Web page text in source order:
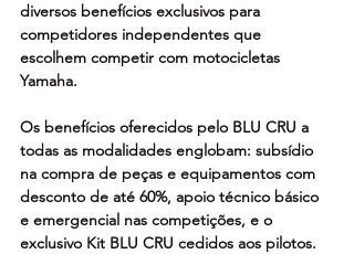
diversos benefícios exclusivos para
competidores independentes que
escolhem competir com motocicletas
Yamaha.
Os benefícios oferecidos pelo BLU CRU a
todas as modalidades englobam: subsídio
na compra de peças e equipamentos com
desconto de até 60%, apoio técnico básico
e emergencial nas competições, e o
exclusivo Kit BLU CRU cedidos aos pilotos.